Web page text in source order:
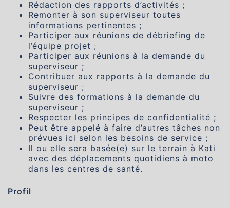
Rédaction des rapports d’activités ;
Remonter à son superviseur toutes
informations pertinentes ;
Participer aux réunions de débriefing de
l’équipe projet ;
Participer aux réunions à la demande du
superviseur ;
Contribuer aux rapports à la demande du
superviseur ;
Suivre des formations à la demande du
superviseur ;
Respecter les principes de confidentialité ;
Peut être appelé à faire d’autres tâches non
prévues ici selon les besoins de service ;
Il ou elle sera basée(e) sur le terrain à Kati
avec des déplacements quotidiens à moto
dans les centres de santé.
Profil